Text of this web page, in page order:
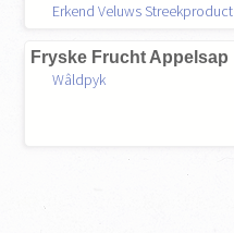
Erkend Veluws Streekproduct
Fryske Frucht Appelsap
Wâldpyk